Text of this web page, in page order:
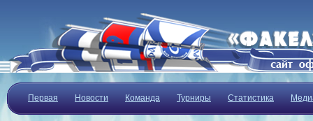
Первая Новости Команда Турниры Статистика